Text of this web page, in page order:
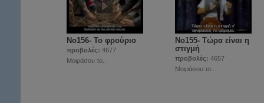
No156- Το φρούριο
προβολές: 4677
Μοιράσου το..
Νο155- Τώρα είναι η
στιγμή
προβολές: 4657
Μοιράσου το..